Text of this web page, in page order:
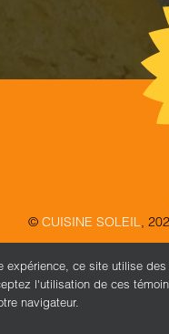
© CUISINE SOLEIL,
expérience, ce site utilise
l'utilisation de ces
navigateur.